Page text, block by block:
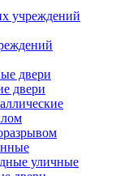
учреждений
двери
двери
уличные